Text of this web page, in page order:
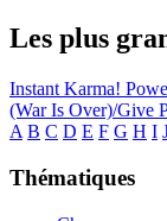
Les plus
Instant Karma!
(War Is Over)/Give
A B C D E F G H I
Thématiques